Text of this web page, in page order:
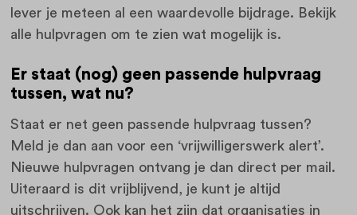
lever je meteen al een waardevolle bijdrage. Bekijk
alle hulpvragen om te zien wat mogelijk is.
Er staat (nog) geen passende hulpvraag
tussen, wat nu?
Staat er net geen passende hulpvraag tussen?
Meld je dan aan voor een ‘vrijwilligerswerk alert’.
Nieuwe hulpvragen ontvang je dan direct per mail.
Uiteraard is dit vrijblijvend, je kunt je altijd
uitschrijven. Ook kan het zijn dat organisaties in